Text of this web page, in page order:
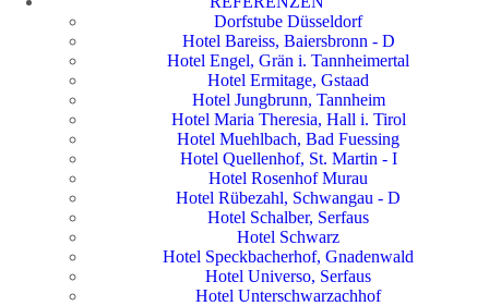
Dorfstube Düsseldorf
Hotel Bareiss, Baiersbronn - D
Hotel Engel, Grän i. Tannheimertal
Hotel Ermitage, Gstaad
Hotel Jungbrunn, Tannheim
Hotel Maria Theresia, Hall i. Tirol
Hotel Muehlbach, Bad Fuessing
Hotel Quellenhof, St. Martin - I
Hotel Rosenhof Murau
Hotel Rübezahl, Schwangau - D
Hotel Schalber, Serfaus
Hotel Schwarz
Hotel Speckbacherhof, Gnadenwald
Hotel Universo, Serfaus
Hotel Unterschwarzachhof